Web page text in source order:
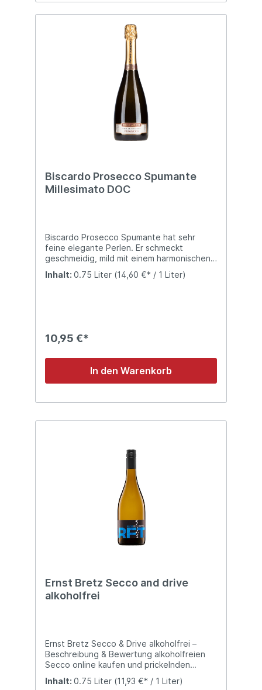
Biscardo Prosecco Spumante
Millesimato DOC
Biscardo Prosecco Spumante hat sehr
feine elegante Perlen. Er schmeckt
geschmeidig, mild mit einem harmonischen
Inhalt: 0.75 Liter (14,60 €* / 1 Liter)
10,95 €*
In den Warenkorb
Ernst Bretz Secco and drive
alkoholfrei
Ernst Bretz Secco & Drive alkoholfrei –
Beschreibung & Bewertung alkoholfreien
Secco online kaufen und prickelnden
überzeugt durch seine frische Frucht, seine
Inhalt: 0.75 Liter (11,93 €* / 1 Liter)